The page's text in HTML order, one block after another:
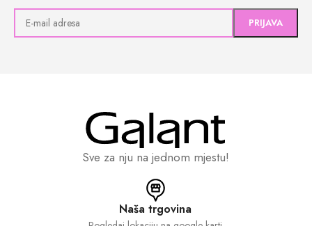
Sve za nju na jednom mjestu!
Naša trgovina